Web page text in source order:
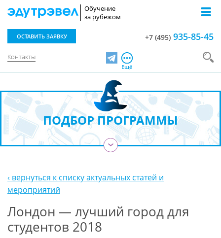
Обучение
за рубежом
Контакты
ОСТАВИТЬ ЗАЯВКУ +7 (495) 935-85-45
TelegramЕщё
ПОДБОР ПРОГРАММЫ
›
‹ вернуться к списку актуальных статей и
мероприятий
Лондон — лучший город для
студентов 2018